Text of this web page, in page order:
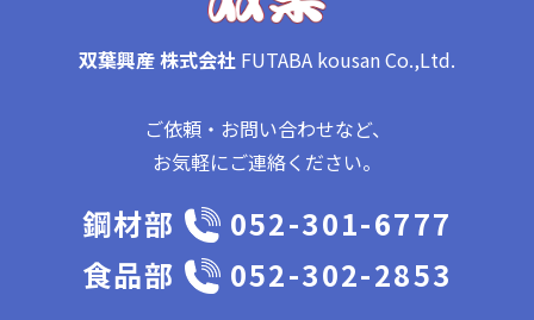
双葉興産 株式会社 FUTABA kousan Co.,Ltd.
ご依頼・お問い合わせなど、
お気軽にご連絡ください。
鋼材部
052-301-6777
食品部
052-302-2853